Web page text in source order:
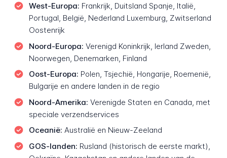
West-Europa: Frankrijk, Duitsland Spanje, Italië,
Portugal, België, Nederland Luxemburg, Zwitserland
Oostenrijk
Noord-Europa: Verenigd Koninkrijk, Ierland Zweden,
Noorwegen, Denemarken, Finland
Oost-Europa: Polen, Tsjechië, Hongarije, Roemenië,
Bulgarije en andere landen in de regio
Noord-Amerika: Verenigde Staten en Canada, met
speciale verzendservices
Oceanië: Australië en Nieuw-Zeeland
GOS-landen: Rusland (historisch de eerste markt),